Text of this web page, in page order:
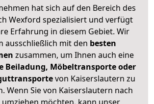
hat sich auf den Bereich des
Wexford spezialisiert und verfügt
Erfahrung in diesem Gebiet. Wir
ausschließlich mit den besten
zusammen, um Ihnen auch eine
Beiladung, Möbeltransporte oder
von Kaiserslautern zu
Wenn Sie von Kaiserslautern nach